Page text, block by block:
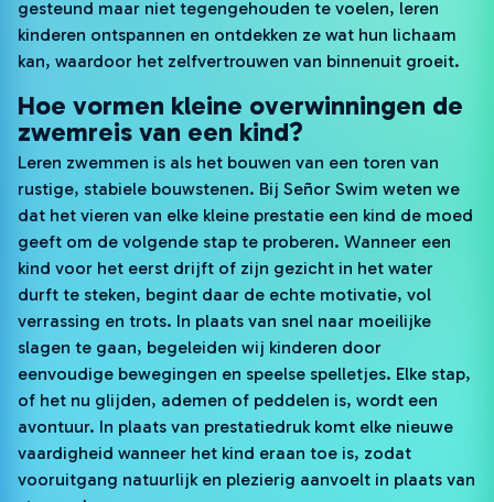
gesteund maar niet tegengehouden te voelen, leren
kinderen ontspannen en ontdekken ze wat hun lichaam
kan, waardoor het zelfvertrouwen van binnenuit groeit.
Hoe vormen kleine overwinningen de
zwemreis van een kind?
Leren zwemmen is als het bouwen van een toren van
rustige, stabiele bouwstenen. Bij Señor Swim weten we
dat het vieren van elke kleine prestatie een kind de moed
geeft om de volgende stap te proberen. Wanneer een
kind voor het eerst drijft of zijn gezicht in het water
durft te steken, begint daar de echte motivatie, vol
verrassing en trots. In plaats van snel naar moeilijke
slagen te gaan, begeleiden wij kinderen door
eenvoudige bewegingen en speelse spelletjes. Elke stap,
of het nu glijden, ademen of peddelen is, wordt een
avontuur. In plaats van prestatiedruk komt elke nieuwe
vaardigheid wanneer het kind eraan toe is, zodat
vooruitgang natuurlijk en plezierig aanvoelt in plaats van